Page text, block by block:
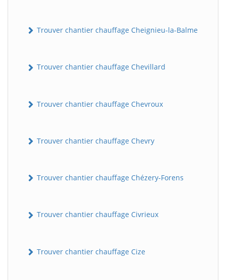
Trouver chantier chauffage Cheignieu-la-Balme
Trouver chantier chauffage Chevillard
Trouver chantier chauffage Chevroux
Trouver chantier chauffage Chevry
Trouver chantier chauffage Chézery-Forens
Trouver chantier chauffage Civrieux
Trouver chantier chauffage Cize